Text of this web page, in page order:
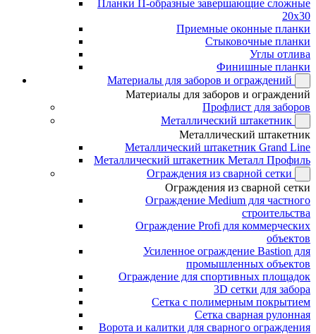
Планки П-образные завершающие сложные
20x30
Приемные оконные планки
Стыковочные планки
Углы отлива
Финишные планки
Материалы для заборов и ограждений
Материалы для заборов и ограждений
Профлист для заборов
Металлический штакетник
Металлический штакетник
Металлический штакетник Grand Line
Металлический штакетник Металл Профиль
Ограждения из сварной сетки
Ограждения из сварной сетки
Ограждение Medium для частного
строительства
Ограждение Profi для коммерческих
объектов
Усиленное ограждение Bastion для
промышленных объектов
Ограждение для спортивных площадок
3D сетки для забора
Сетка с полимерным покрытием
Сетка сварная рулонная
Ворота и калитки для сварного ограждения